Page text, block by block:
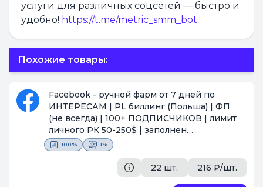
услуги для различных соцсетей — быстро и
удобно! https://t.me/metric_smm_bot
Похожие товары:
Facebook - ручной фарм от 7 дней по
ИНТЕРЕСАМ | PL биллинг (Польша) | ФП
(не всегда) | 100+ ПОДПИСЧИКОВ | лимит
личного РК 50-250$ | заполнен
профиль(ава+ФП+посты) | под-н по почте |
2FA | ПРОЙДЕН ЧЕКПОИНТ СЕЛФИ |
отлежка 1 неделя+ | ВОЗМОЖЕН ОПТ
[Поставщик #367]
100% 1%
22 шт. 216 ₽/шт.